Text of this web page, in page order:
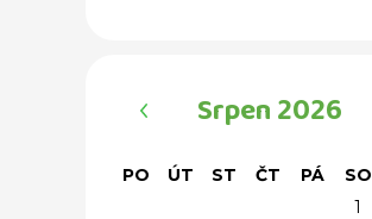
Srpen 2026
PO ÚT ST ČT PÁ SO
1